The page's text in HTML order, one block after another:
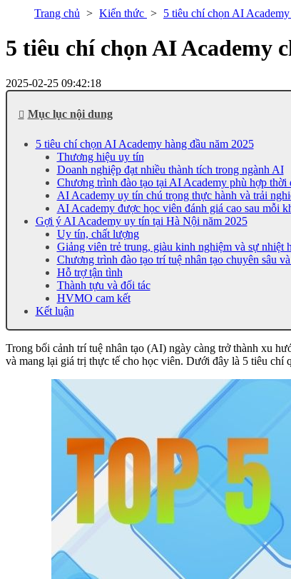
Trang chủ Kiến thức 5 tiêu chí chọn AI
5 tiêu chí chọn AI Academy
2025-02-25 09:42:18
Mục lục nội dung
5 tiêu chí chọn AI Academy hàng đầu năm 2025
Thương hiệu uy tín
Doanh nghiệp đạt nhiều thành tích trong ngành AI
Chương trình đào tạo tại AI Academy phù hợp thời
AI Academy uy tín chú trọng thực hành và trải
AI Academy được học viên đánh giá cao sau mỗi
Gợi ý AI Academy uy tín tại Hà Nội năm 2025
Uy tín, chất lượng
Giảng viên trẻ trung, giàu kinh nghiệm và sự nhiệt
Chương trình đào tạo trí tuệ nhân tạo chuyên sâu
Hỗ trợ tận tình
Thành tựu và đối tác
HVMO cam kết
Kết luận
Trong bối cảnh trí tuệ nhân tạo (AI) ngày càng trở thành xu
và mang lại giá trị thực tế cho học viên. Dưới đây là 5 tiêu chí